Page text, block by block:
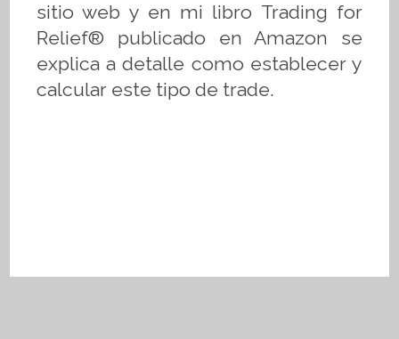
sitio web y en mi libro Trading for
Relief® publicado en Amazon se
explica a detalle como establecer y
calcular este tipo de trade.